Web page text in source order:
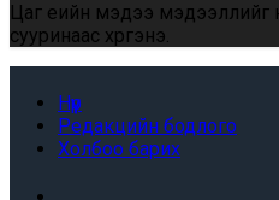
Цаг үеийн мэдээ мэдээллийг
сууринаас хүргэнэ.
Нүүр
Редакцийн бодлого
Холбоо барих